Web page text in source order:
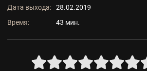
Дата выхода:
28.02.2019
Время:
43 мин.